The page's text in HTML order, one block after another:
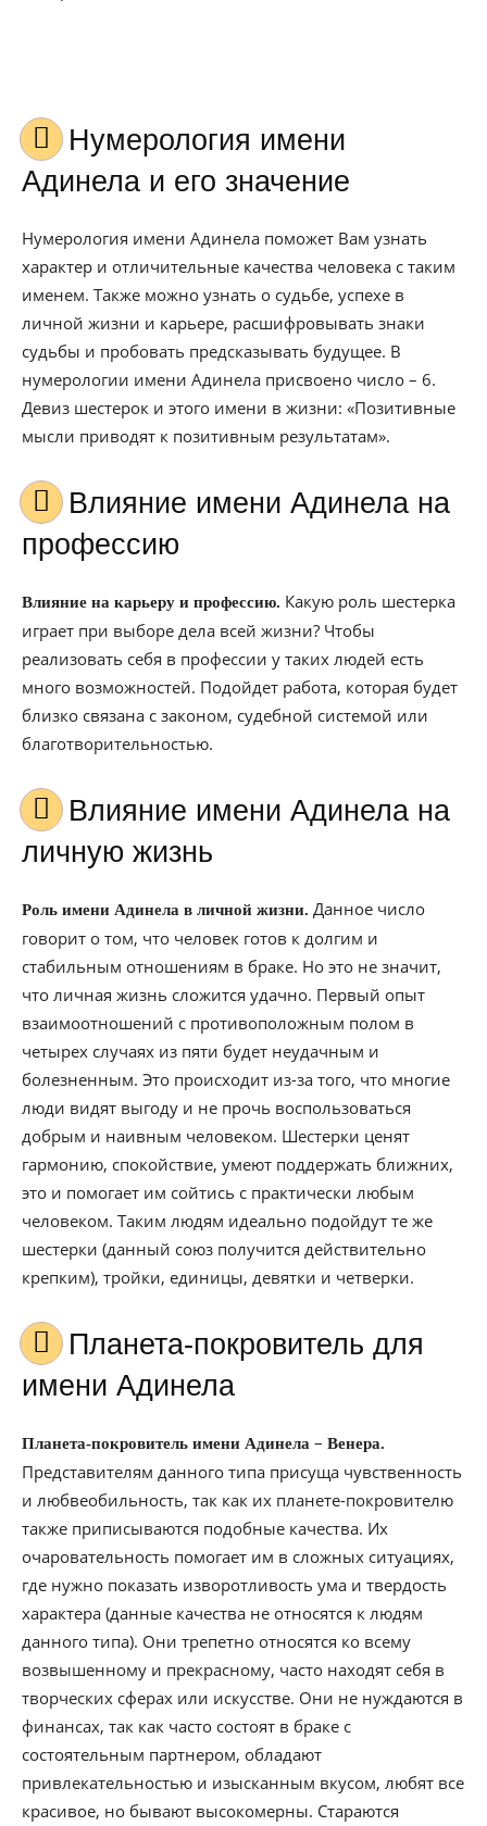
Нумерология имени
Адинела и его значение
Нумерология имени Адинела поможет Вам узнать
характер и отличительные качества человека с таким
именем. Также можно узнать о судьбе, успехе в
личной жизни и карьере, расшифровывать знаки
судьбы и пробовать предсказывать будущее. В
нумерологии имени Адинела присвоено число – 6.
Девиз шестерок и этого имени в жизни: «Позитивные
мысли приводят к позитивным результатам».
Влияние имени Адинела на
профессию
Влияние на карьеру и профессию. Какую роль шестерка
играет при выборе дела всей жизни? Чтобы
реализовать себя в профессии у таких людей есть
много возможностей. Подойдет работа, которая будет
близко связана с законом, судебной системой или
благотворительностью.
Влияние имени Адинела на
личную жизнь
Роль имени Адинела в личной жизни. Данное число
говорит о том, что человек готов к долгим и
стабильным отношениям в браке. Но это не значит,
что личная жизнь сложится удачно. Первый опыт
взаимоотношений с противоположным полом в
четырех случаях из пяти будет неудачным и
болезненным. Это происходит из-за того, что многие
люди видят выгоду и не прочь воспользоваться
добрым и наивным человеком. Шестерки ценят
гармонию, спокойствие, умеют поддержать ближних,
это и помогает им сойтись с практически любым
человеком. Таким людям идеально подойдут те же
шестерки (данный союз получится действительно
крепким), тройки, единицы, девятки и четверки.
Планета-покровитель для
имени Адинела
Планета-покровитель имени Адинела – Венера.
Представителям данного типа присуща чувственность
и любвеобильность, так как их планете-покровителю
также приписываются подобные качества. Их
очаровательность помогает им в сложных ситуациях,
где нужно показать изворотливость ума и твердость
характера (данные качества не относятся к людям
данного типа). Они трепетно относятся ко всему
возвышенному и прекрасному, часто находят себя в
творческих сферах или искусстве. Они не нуждаются в
финансах, так как часто состоят в браке с
состоятельным партнером, обладают
привлекательностью и изысканным вкусом, любят все
красивое, но бывают высокомерны. Стараются